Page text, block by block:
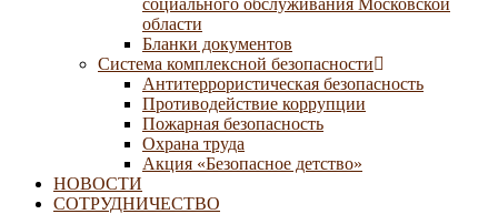
социального обслуживания Московской
области
Бланки документов
Система комплексной безопасности
Антитеррористическая безопасность
Противодействие коррупции
Пожарная безопасность
Охрана труда
Акция «Безопасное детство»
НОВОСТИ
СОТРУДНИЧЕСТВО